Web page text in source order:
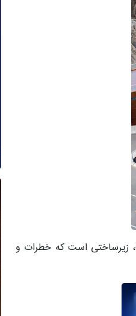
زیرساختی است که خطرات و